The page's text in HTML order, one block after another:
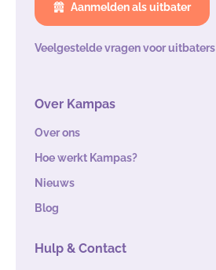
Aanmelden als uitbater
Veelgestelde vragen voor uitbaters
Over Kampas
Over ons
Hoe werkt Kampas?
Nieuws
Blog
Hulp & Contact